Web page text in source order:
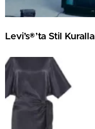
Levi’s®’ta Stil